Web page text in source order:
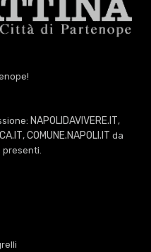
NAPOLIDAVIVERE.IT,
, COMUNE.NAPOLI.IT da
presenti.